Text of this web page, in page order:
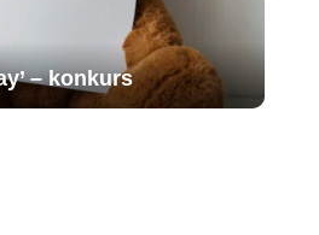
– konkurs